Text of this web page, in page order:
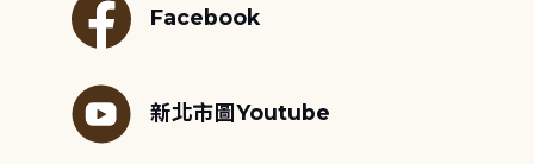
Facebook
新北市圖Youtube